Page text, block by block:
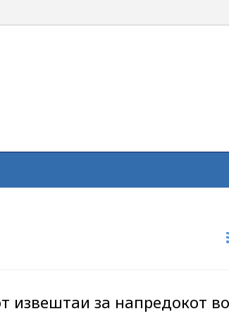
извештаи за напредокот во